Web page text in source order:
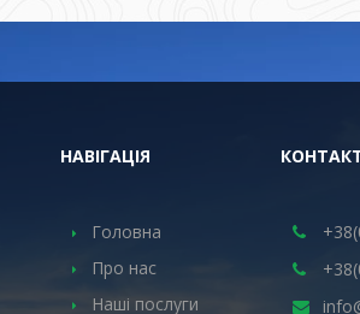
НАВІГАЦІЯ
Головна
Про нас
Наші послуги